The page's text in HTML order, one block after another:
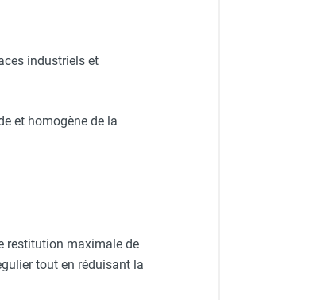
industriels et
et homogène de la
restitution maximale de
tout en réduisant la